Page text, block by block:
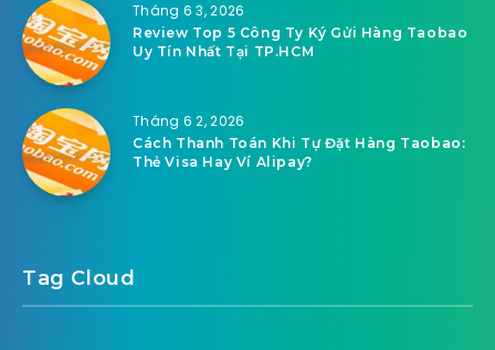
Tháng 6 3, 2026
Review Top 5 Công Ty Ký Gửi Hàng Taobao
Uy Tín Nhất Tại TP.HCM
Tháng 6 2, 2026
Cách Thanh Toán Khi Tự Đặt Hàng Taobao:
Thẻ Visa Hay Ví Alipay?
Tag Cloud